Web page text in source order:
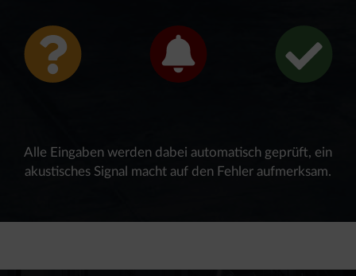
Alle Eingaben werden dabei automatisch geprüft, ein
akustisches Signal macht auf den Fehler aufmerksam.